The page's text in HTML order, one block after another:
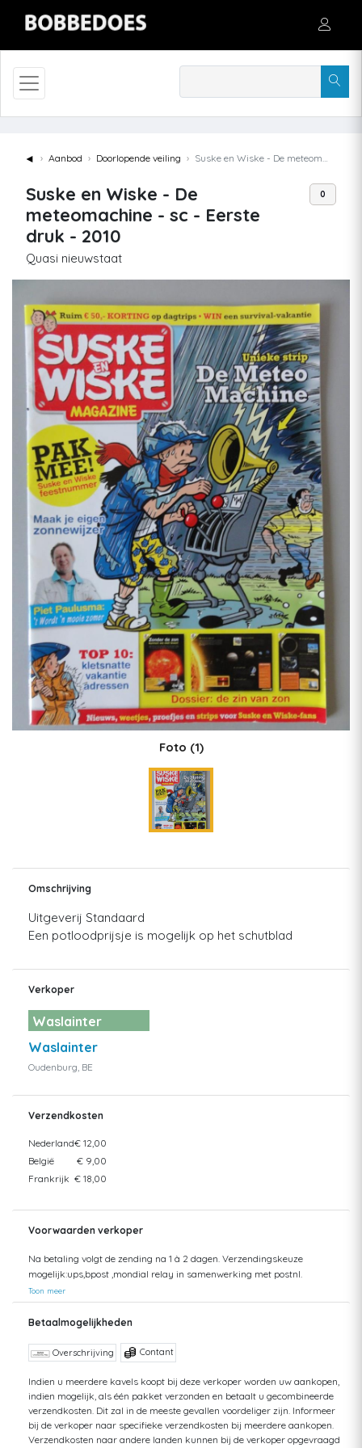
◄ Aanbod Doorlopende veiling Suske en Wiske - De meteomachine - sc - Eerste druk - 2010
Suske en Wiske - De
meteomachine - sc - Eerste
druk - 2010
Quasi nieuwstaat
0
Foto (1)
Omschrijving
Uitgeverij Standaard
Een potloodprijsje is mogelijk op het schutblad
Verkoper
Waslainter
Waslainter
Oudenburg, BE
Verzendkosten
Nederland€ 12,00
België
€ 9,00
Frankrijk € 18,00
Voorwaarden verkoper
Na betaling volgt de zending na 1 à 2 dagen. Verzendingskeuze
mogelijk:ups,bpost ,mondial relay in samenwerking met postnl.
Toon meer
Betaalmogelijkheden
Overschrijving Contant
Indien u meerdere kavels koopt bij deze verkoper worden uw aankopen,
indien mogelijk, als één pakket verzonden en betaalt u gecombineerde
verzendkosten. Dit zal in de meeste gevallen voordeliger zijn. Informeer
bij de verkoper naar specifieke verzendkosten bij meerdere aankopen.
Verzendkosten naar andere landen kunnen bij de verkoper opgevraagd